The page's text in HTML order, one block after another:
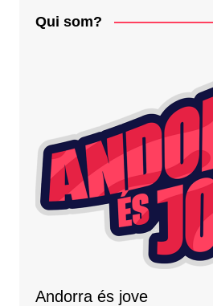
Qui som?
Andorra és jove